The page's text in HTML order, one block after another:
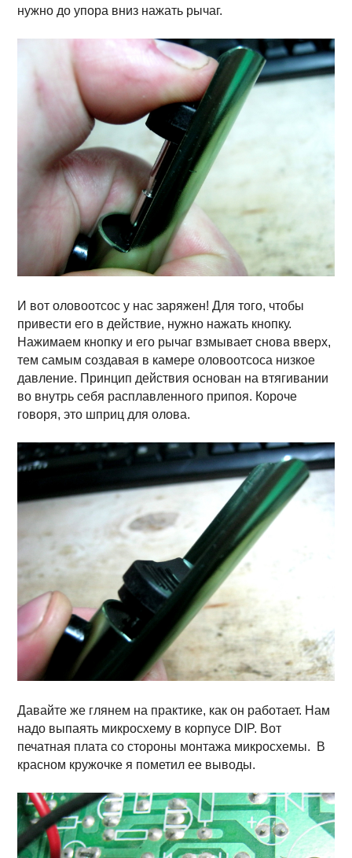
нужно до упора вниз нажать рычаг.
И вот оловоотсос у нас заряжен! Для того, чтобы
привести его в действие, нужно нажать кнопку.
Нажимаем кнопку и его рычаг взмывает снова вверх,
тем самым создавая в камере оловоотсоса низкое
давление. Принцип действия основан на втягивании
во внутрь себя расплавленного припоя. Короче
говоря, это шприц для олова.
Давайте же глянем на практике, как он работает. Нам
надо выпаять микросхему в корпусе DIP. Вот
печатная плата со стороны монтажа микросхемы. В
красном кружочке я пометил ее выводы.